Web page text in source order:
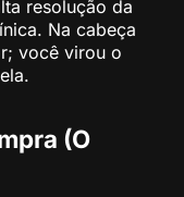
resolução da
Na cabeça
você virou o
(O